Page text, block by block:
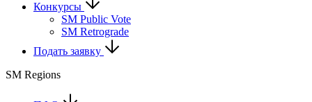
Конкурсы
SM Public Vote
SM Retrograde
Подать заявку
SM Regions